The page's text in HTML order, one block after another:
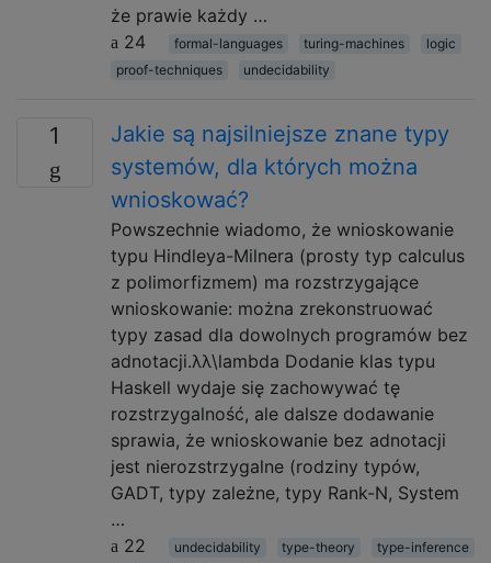
że prawie każdy …
24
formal-languages turing-machines
logic
proof-techniques
undecidability
1
Jakie są najsilniejsze znane typy
systemów, dla których można
wnioskować?
Powszechnie wiadomo, że wnioskowanie
typu Hindleya-Milnera (prosty typ calculus
z polimorfizmem) ma rozstrzygające
wnioskowanie: można zrekonstruować
typy zasad dla dowolnych programów bez
adnotacji.λλ\lambda Dodanie klas typu
Haskell wydaje się zachowywać tę
rozstrzygalność, ale dalsze dodawanie
sprawia, że ​​wnioskowanie bez adnotacji
jest nierozstrzygalne (rodziny typów,
GADT, typy zależne, typy Rank-N, System
…
22
undecidability type-theory
type-inference